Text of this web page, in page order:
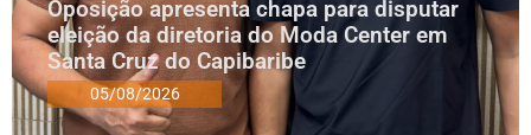
Oposição apresenta chapa para disputar
eleição da diretoria do Moda Center em
Santa Cruz do Capibaribe
05/08/2026